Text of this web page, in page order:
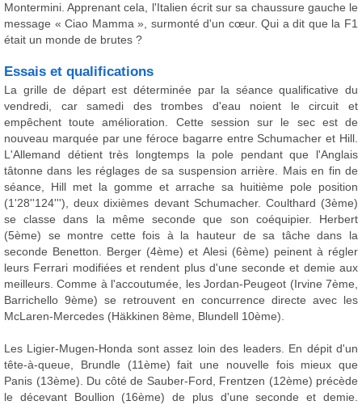
Montermini. Apprenant cela, l'Italien écrit sur sa chaussure gauche le
message « Ciao Mamma », surmonté d'un cœur. Qui a dit que la F1
était un monde de brutes ?
Essais et qualifications
La grille de départ est déterminée par la séance qualificative du
vendredi, car samedi des trombes d'eau noient le circuit et
empêchent toute amélioration. Cette session sur le sec est de
nouveau marquée par une féroce bagarre entre Schumacher et Hill.
L'Allemand détient très longtemps la pole pendant que l'Anglais
tâtonne dans les réglages de sa suspension arrière. Mais en fin de
séance, Hill met la gomme et arrache sa huitième pole position
(1'28''124'''), deux dixièmes devant Schumacher. Coulthard (3ème)
se classe dans la même seconde que son coéquipier. Herbert
(5ème) se montre cette fois à la hauteur de sa tâche dans la
seconde Benetton. Berger (4ème) et Alesi (6ème) peinent à régler
leurs Ferrari modifiées et rendent plus d'une seconde et demie aux
meilleurs. Comme à l'accoutumée, les Jordan-Peugeot (Irvine 7ème,
Barrichello 9ème) se retrouvent en concurrence directe avec les
McLaren-Mercedes (Häkkinen 8ème, Blundell 10ème).
Les Ligier-Mugen-Honda sont assez loin des leaders. En dépit d'un
tête-à-queue, Brundle (11ème) fait une nouvelle fois mieux que
Panis (13ème). Du côté de Sauber-Ford, Frentzen (12ème) précède
le décevant Boullion (16ème) de plus d'une seconde et demie.